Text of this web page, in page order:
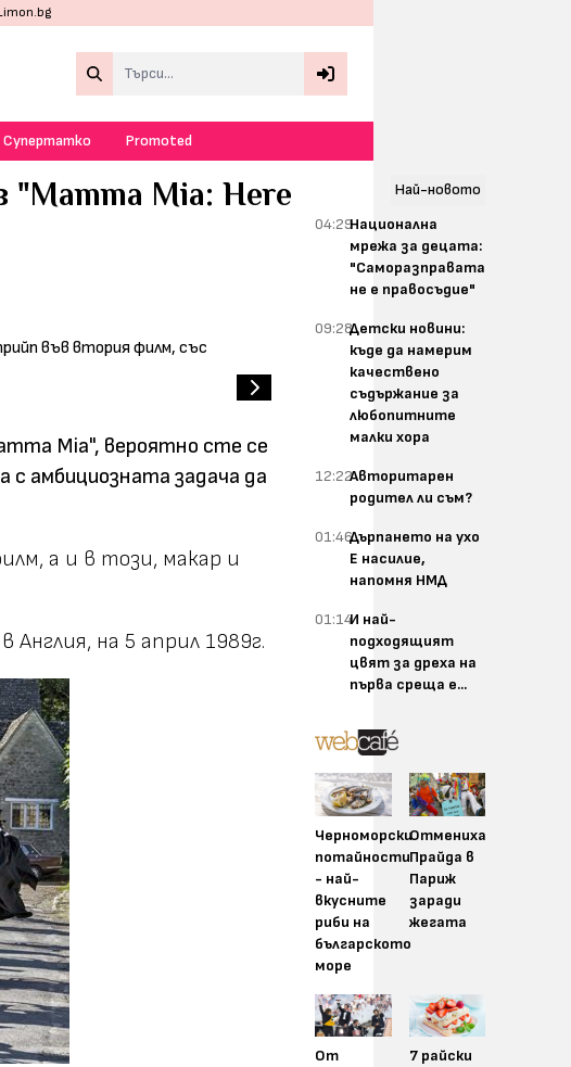
Супертатко Promoted
"Mamma Mia: Here
Mia", вероятно сте се
с амбициозната задача да
а и в този, макар и
Англия, на 5 април 1989г.
Най-новото
04:29Национална
мрежа за децата:
"Саморазправата
не е правосъдие"
09:28Детски новини:
къде да намерим
качествено
съдържание за
любопитните
малки хора
12:22Авторитарен
родител ли съм?
01:46Дърпането на ухо
Е насилие,
напомня НМД
01:14И най-
подходящият
цвят за дреха на
първа среща е...
Черноморски
потайности
- най-
вкусните
риби на
българското
море
Отмениха
Прайда в
Париж
заради
жегата
От
7 райски